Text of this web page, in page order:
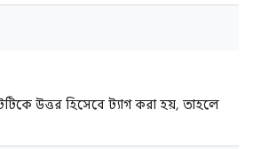
উত্তর হিসেবে ট্যাগ করা হয়, তাহলে